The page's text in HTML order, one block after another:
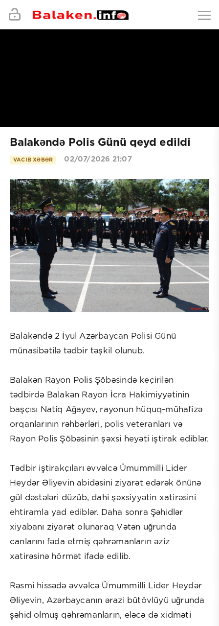
Balakəndə Polis Günü qeyd edildi
VACIB XƏBƏR 02/07/2026 21:07
Balakəndə 2 İyul Azərbaycan Polisi Günü
münasibətilə tədbir təşkil olunub.
Balakən Rayon Polis Şöbəsində keçirilən
tədbirdə Balakən Rayon İcra Hakimiyyətinin
başçısı Natiq Ağayev, rayonun hüquq-mühafizə
orqanlarının rəhbərləri, polis veteranları və
Rayon Polis Şöbəsinin şəxsi heyəti iştirak ediblər.
Tədbir iştirakçıları əvvəlcə Ümummilli Lider
Heydər Əliyevin abidəsini ziyarət edərək önünə
gül dəstələri düzüb, dahi şəxsiyyətin xatirəsini
ehtiramla yad ediblər. Daha sonra Şəhidlər
xiyabanı ziyarət olunaraq Vətən uğrunda
canlarını fəda etmiş qəhrəmanların əziz
xatirəsinə hörmət ifadə edilib.
Rəsmi hissədə əvvəlcə Ümummilli Lider Heydər
Əliyevin, Azərbaycanın ərazi bütövlüyü uğrunda
şəhid olmuş qəhrəmanların, eləcə də xidməti